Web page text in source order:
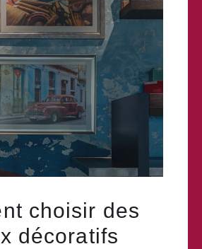
choisir des
décoratifs